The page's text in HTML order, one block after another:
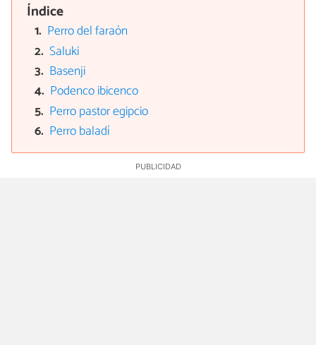
Índice
Perro del faraón
Saluki
Basenji
Podenco ibicenco
Perro pastor egipcio
Perro baladí